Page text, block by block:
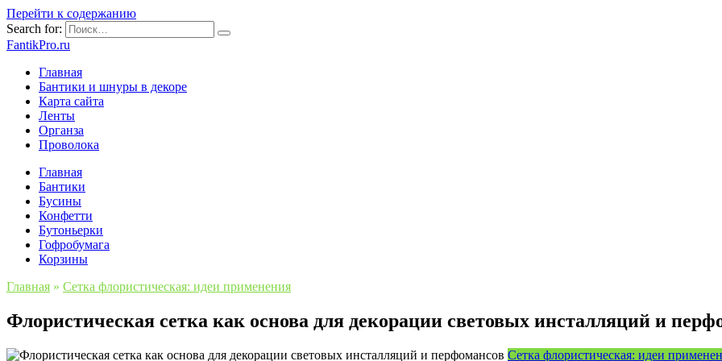
Перейти к содержанию
Search for:
FantikPro.ru
Главная
Бантики и шнуры в декоре
Карта сайта
Ленты
Органза
Проволока
Главная
Бантики
Бусины
Конфетти
Бутоньерки
Гофробумага
Корзины
Главная » Сетка флористическая: идеи применения
Флористическая сетка как основа для декорации световых инсталляций и
Сетка флористическая: идеи